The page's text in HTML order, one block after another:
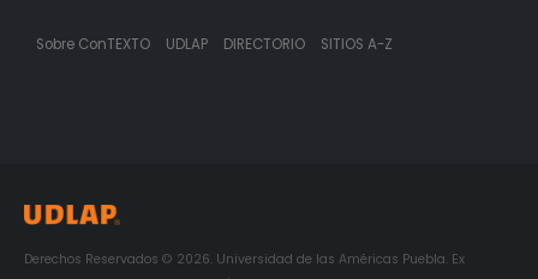
Sobre ConTEXTO UDLAP DIRECTORIO SITIOS A-Z
Derechos Reservados © 2026. Universidad de las Américas Puebla. Ex